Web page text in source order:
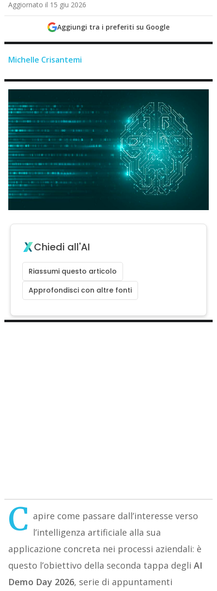
Aggiornato il 15 giu 2026
Aggiungi tra i preferiti su Google
Michelle Crisantemi
Chiedi all'AI
Riassumi questo articolo
Approfondisci con altre fonti
C apire come passare dall’interesse verso
l’intelligenza artificiale alla sua
applicazione concreta nei processi aziendali: è
questo l’obiettivo della seconda tappa degliAI
Demo Day 2026, serie di appuntamenti